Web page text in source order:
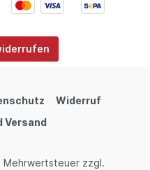
Widerruf
Versand
Mehrwertsteuer zzgl.